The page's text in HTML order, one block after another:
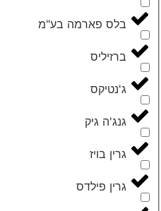
‮בלס פארמה בע"מ‬
‮ברזיליס‬
‮ג'נטיקס‬
‮גנג'ה גיק‬
‮גרין בויז‬
‮גרין פילדס‬